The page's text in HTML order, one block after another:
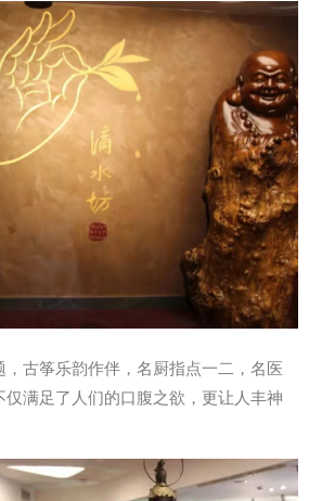
古筝乐韵作伴，名厨指点一二，名医
满足了人们的口腹之欲，更让人丰神